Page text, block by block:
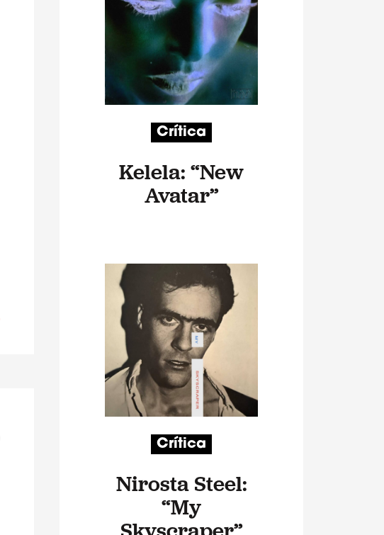
Crítica
Kelela: “New
Avatar”
Crítica
Nirosta Steel:
“My